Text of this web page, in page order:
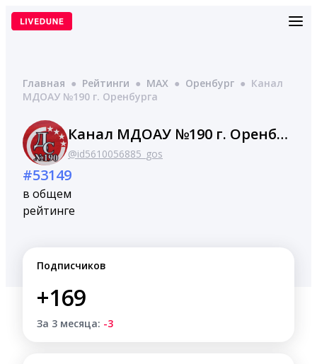
Перейти
Главная ● Рейтинги ● MAX ● Оренбург ● Канал
МДОАУ №190 г. Оренбурга
Канал МДОАУ №190 г. Оренбурга
@id5610056885_gos
#53149
в общем
рейтинге
Подписчиков
+169
За 3 месяца: -3